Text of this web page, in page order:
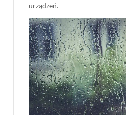
urządzeń.